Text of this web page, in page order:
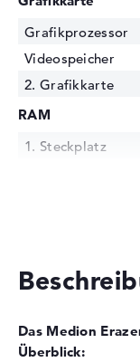
Grafikprozessor
Videospeicher
2. Grafikkarte
RAM
1. Steckplatz
Festplatte
Optische Speicher
Das Medion
Überblick: